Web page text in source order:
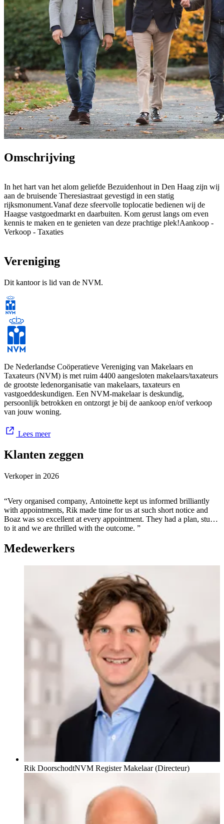
Omschrijving
In het hart van het alom geliefde Bezuidenhout in Den Haag zijn wij
aan de bruisende Theresiastraat gevestigd in een statig
rijksmonument.Vanaf deze sfeervolle toplocatie bedienen wij de
Haagse vastgoedmarkt en daarbuiten. Kom gerust langs om even
kennis te maken en te genieten van deze prachtige plek!Aankoop -
Verkoop - Taxaties
Vereniging
Dit kantoor is lid van de NVM.
De Nederlandse Coöperatieve Vereniging van Makelaars en
Taxateurs (NVM) is met ruim 4400 aangesloten makelaars/taxateurs
de grootste ledenorganisatie van makelaars, taxateurs en
vastgoeddeskundigen. Een NVM-makelaar is deskundig,
persoonlijk betrokken en ontzorgt je bij de aankoop en/of verkoop
van jouw woning.
Lees meer
Klanten zeggen
Verkoper in 2026
“Very organised company, Antoinette kept us informed brilliantly
with appointments, Rik made time for us at such short notice and
Boaz was so excellent at every appointment. They had a plan, stuck
to it and we are thrilled with the outcome. ”
Medewerkers
Rik DoorschodtNVM Register Makelaar (Directeur)